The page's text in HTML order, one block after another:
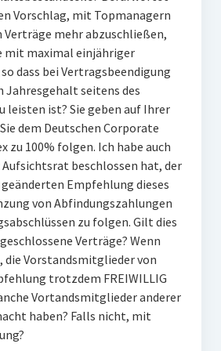
Vorschlag, mit Topmanagern
mehr abzuschließen,
mit maximal einjähriger
dass bei Vertragsbeendigung
Jahresgehalt seitens des
leisten ist? Sie geben auf Ihrer
dem Deutschen Corporate
zu 100% folgen. Ich habe auch
Aufsichtsrat beschlossen hat, der
Empfehlung dieses
von Abfindungszahlungen
zu folgen. Gilt dies
Verträge? Wenn
die Vorstandsmitglieder von
trotzdem FREIWILLIG
Vortandsmitglieder anderer
haben? Falls nicht, mit